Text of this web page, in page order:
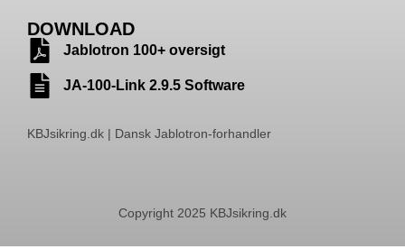
DOWNLOAD
Jablotron 100+ oversigt
JA-100-Link 2.9.5 Software
KBJsikring.dk | Dansk Jablotron-forhandler
Copyright 2025 KBJsikring.dk